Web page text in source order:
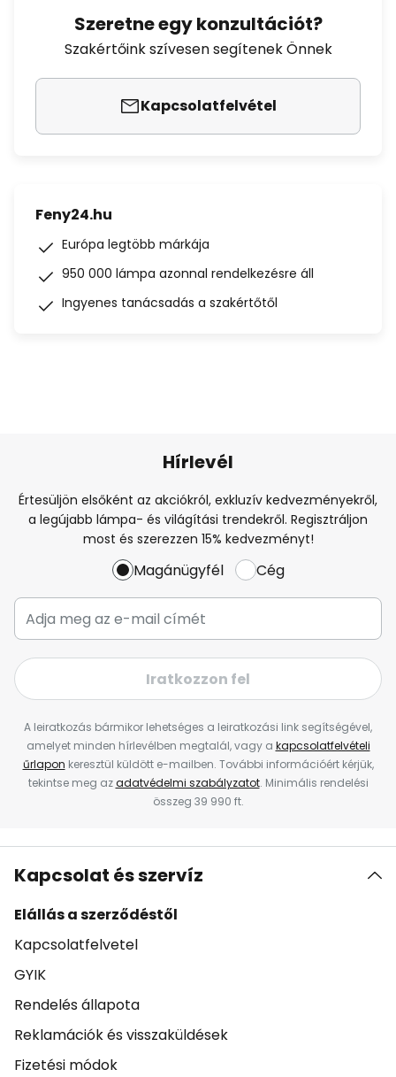
Szeretne egy konzultációt?
Szakértőink szívesen segítenek Önnek
Kapcsolatfelvétel
Feny24.hu
Európa legtöbb márkája
950 000 lámpa azonnal rendelkezésre áll
Ingyenes tanácsadás a szakértőtől
Hírlevél
Értesüljön elsőként az akciókról, exkluzív kedvezményekről,
a legújabb lámpa- és világítási trendekről. Regisztráljon
most és szerezzen 15% kedvezményt!
Magánügyfél Cég
Iratkozzon fel
A leiratkozás bármikor lehetséges a leiratkozási link segítségével,
amelyet minden hírlevélben megtalál, vagy a kapcsolatfelvételi
űrlapon keresztül küldött e-mailben. További információért kérjük,
tekintse meg azadatvédelmi szabályzatot. Minimális rendelési
összeg 39 990 ft.
Kapcsolat és szervíz
Elállás a szerződéstől
Kapcsolatfelvetel
GYIK
Rendelés állapota
Reklamációk és visszaküldések
Fizetési módok